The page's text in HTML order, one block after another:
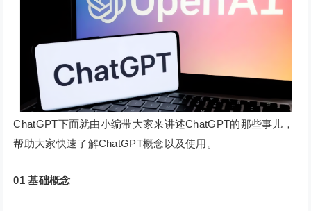
ChatGPT下面就由小编带大家来讲述ChatGPT的那些事儿，
帮助大家快速了解ChatGPT概念以及使用。
01 基础概念